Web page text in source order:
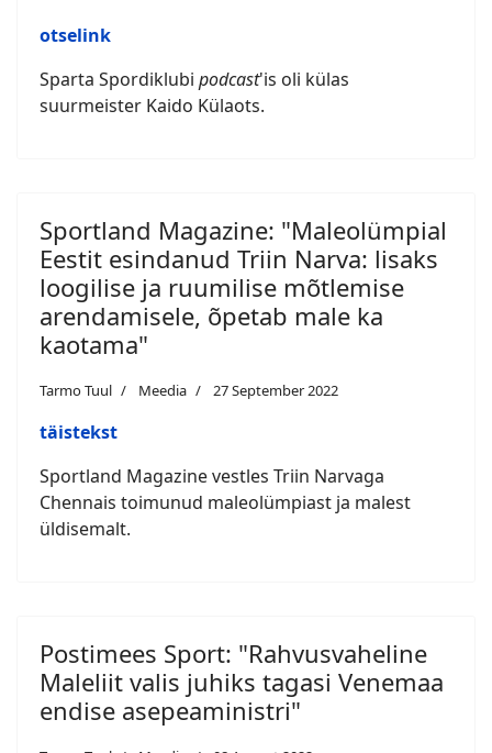
otselink
Sparta Spordiklubi podcast'is oli külas
suurmeister Kaido Külaots.
Sportland Magazine: "Maleolümpial
Eestit esindanud Triin Narva: lisaks
loogilise ja ruumilise mõtlemise
arendamisele, õpetab male ka
kaotama"
Tarmo Tuul Meedia 27 September 2022
täistekst
Sportland Magazine vestles Triin Narvaga
Chennais toimunud maleolümpiast ja malest
üldisemalt.
Postimees Sport: "Rahvusvaheline
Maleliit valis juhiks tagasi Venemaa
endise asepeaministri"